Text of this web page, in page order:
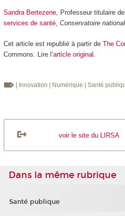
Sandra Bertezene, Professeur titulaire
services de santé, Conservatoire
Cet article est republié à partir de The
Commons. Lire l’article original
| Innovation | Numérique | Santé
voir le site du LIRSA
Dans la même rubrique
Santé publique